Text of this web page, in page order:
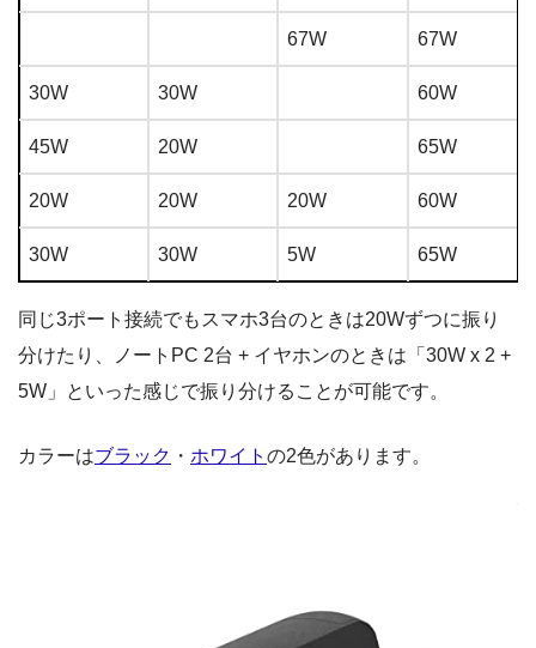
67W 67W
30W 30W 60W
45W 20W 65W
20W 20W 20W 60W
30W 30W 5W 65W
同じ3ポート接続でもスマホ3台のときは20Wずつに振り
分けたり、ノートPC 2台 + イヤホンのときは「30W x 2 +
5W」といった感じで振り分けることが可能です。
カラーはブラック ・ ホワイト の2色があります。